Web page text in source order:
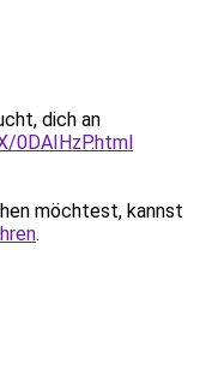
dich an
0DAIHzP.html
möchtest, kannst
.